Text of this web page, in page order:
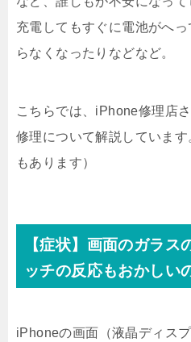
充電してもすぐに電池がへ
らなくなったりなどなど。
こちらでは、iPhone修理店
修理について解説していま
もあります）
【症状】画面のガラス
ッチの反応もおかしい
iPhoneの画面（液晶ディス